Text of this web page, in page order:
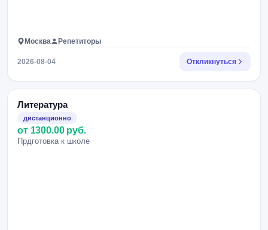
Москва Репетиторы
2026-08-04 Откликнуться
Литература
дистанционно
от 1300.00 руб.
Прдготовка к школе